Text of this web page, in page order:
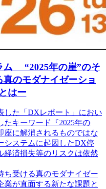
ム “2025年の崖”のそ
のモダナイゼーショ
はー
した「DXレポート」におい
たキーワード『2025年の
座に解消されるものではな
システムに起因したDX停
経済損失等のリスクは依然
ち受ける真のモダナイゼー
業が直面する新たな課題と